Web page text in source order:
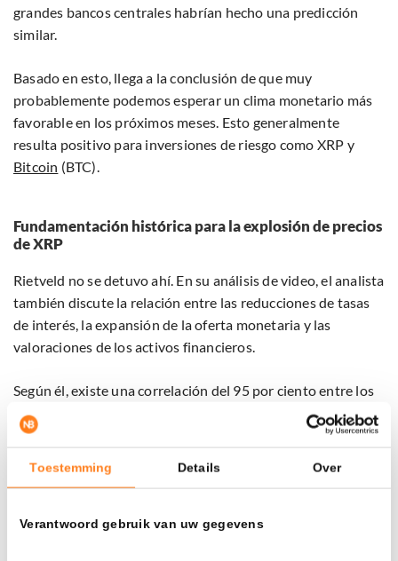
Toestemming Details Over
Verantwoord gebruik van uw gegevens
grandes bancos centrales habrían hecho una predicción
similar.
Basado en esto, llega a la conclusión de que muy
probablemente podemos esperar un clima monetario más
favorable en los próximos meses. Esto generalmente
resulta positivo para inversiones de riesgo como XRP y
Bitcoin (BTC).
Fundamentación histórica para la explosión de precios
de XRP
Rietveld no se detuvo ahí. En su análisis de video, el analista
también discute la relación entre las reducciones de tasas
de interés, la expansión de la oferta monetaria y las
valoraciones de los activos financieros.
Según él, existe una correlación del 95 por ciento entre los
aumentos en la oferta monetaria M2, que generalmente
está relacionada con las reducciones de tasas de interés, y
de tasas de interés del banco central estadounidense serán